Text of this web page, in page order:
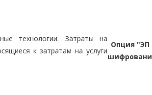
технологии. Затраты на
к затратам на услуги
Опция "ЭП